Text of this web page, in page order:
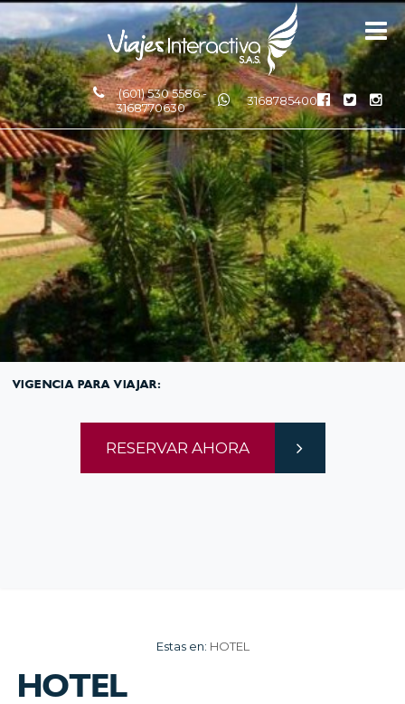
(601) 530 5586 -
3168770630
3168785400
Estas en: HOTEL
HOTEL
VIGENCIA PARA VIAJAR:
RESERVAR AHORA